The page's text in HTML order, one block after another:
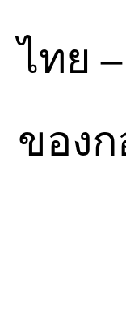
ไทย
ของ